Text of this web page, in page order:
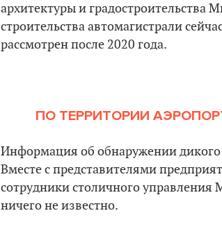
архитектуры и градостроительства
строительства автомагистрали
рассмотрен после 2020 года.
ПО ТЕРРИТОРИИ
Информация об обнаружении
Вместе с представителями
сотрудники столичного управления
ничего не известно.